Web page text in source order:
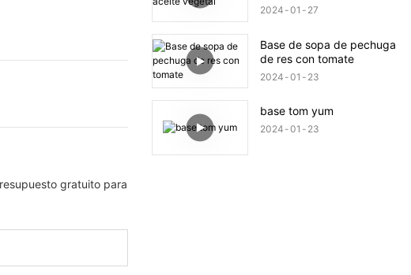
gratuito para
2024 01 27
Base de sopa de pechuga
de res con tomate
2024 01 23
base tom yum
2024 01 23